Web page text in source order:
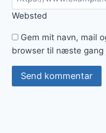
Websted
Gem mit navn, mail
browser til næste gang